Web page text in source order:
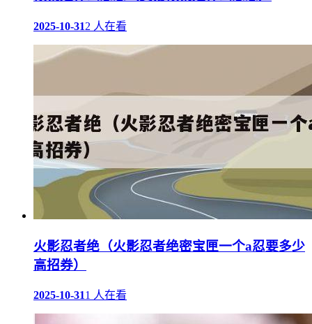
2025-10-312 人在看
火影忍者绝（火影忍者绝密宝匣一个a忍要多少
高招券）
2025-10-311 人在看